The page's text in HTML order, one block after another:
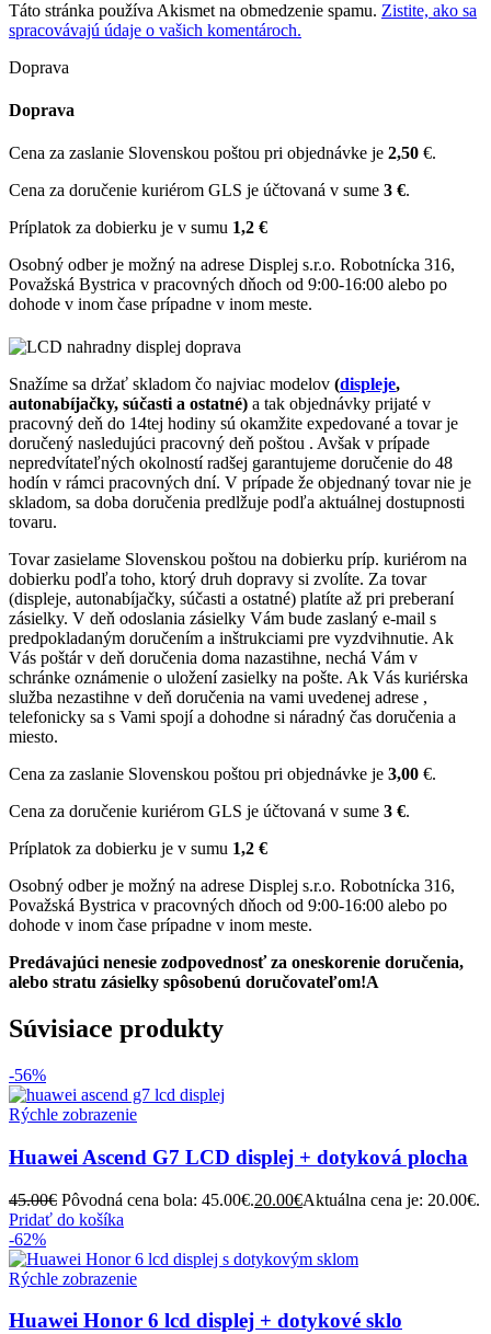
Táto stránka používa Akismet na obmedzenie spamu. Zistite, ako sa
spracovávajú údaje o vašich komentároch.
Doprava
Doprava
Cena za zaslanie Slovenskou poštou pri objednávke je 2,50 €.
Cena za doručenie kuriérom GLS je účtovaná v sume 3 €.
Príplatok za dobierku je v sumu 1,2 €
Osobný odber je možný na adrese Displej s.r.o. Robotnícka 316,
Považská Bystrica v pracovných dňoch od 9:00-16:00 alebo po
dohode v inom čase prípadne v inom meste.
Snažíme sa držať skladom čo najviac modelov (displeje,
autonabíjačky, súčasti a ostatné) a tak objednávky prijaté v
pracovný deň do 14tej hodiny sú okamžite expedované a tovar je
doručený nasledujúci pracovný deň poštou . Avšak v prípade
nepredvítateľných okolností radšej garantujeme doručenie do 48
hodín v rámci pracovných dní. V prípade že objednaný tovar nie je
skladom, sa doba doručenia predlžuje podľa aktuálnej dostupnosti
tovaru.
Tovar zasielame Slovenskou poštou na dobierku príp. kuriérom na
dobierku podľa toho, ktorý druh dopravy si zvolíte. Za tovar
(displeje, autonabíjačky, súčasti a ostatné) platíte až pri preberaní
zásielky. V deň odoslania zásielky Vám bude zaslaný e-mail s
predpokladaným doručením a inštrukciami pre vyzdvihnutie. Ak
Vás poštár v deň doručenia doma nazastihne, nechá Vám v
schránke oznámenie o uložení zasielky na pošte. Ak Vás kuriérska
služba nezastihne v deň doručenia na vami uvedenej adrese ,
telefonicky sa s Vami spojí a dohodne si náradný čas doručenia a
miesto.
Cena za zaslanie Slovenskou poštou pri objednávke je 3,00 €.
Cena za doručenie kuriérom GLS je účtovaná v sume 3 €.
Príplatok za dobierku je v sumu 1,2 €
Osobný odber je možný na adrese Displej s.r.o. Robotnícka 316,
Považská Bystrica v pracovných dňoch od 9:00-16:00 alebo po
dohode v inom čase prípadne v inom meste.
Predávajúci nenesie zodpovednosť za oneskorenie doručenia,
alebo stratu zásielky spôsobenú doručovateľom!A
Súvisiace produkty
-56%
Rýchle zobrazenie
Huawei Ascend G7 LCD displej + dotyková plocha
45.00€ Pôvodná cena bola: 45.00€.20.00€Aktuálna cena je: 20.00€.
Pridať do košíka
-62%
Rýchle zobrazenie
Huawei Honor 6 lcd displej + dotykové sklo